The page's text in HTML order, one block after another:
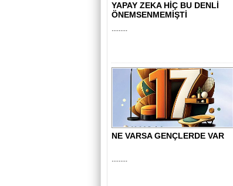
YAPAY ZEKA HİÇ BU DENLİ
ÖNEMSENMEMİŞTİ
.........
NE VARSA GENÇLERDE VAR
.........